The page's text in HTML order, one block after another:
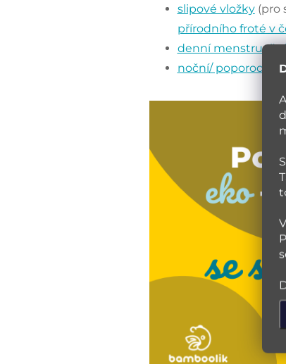
slipové vložky(pro
přírodního froté v
denní
noční/ poporodní